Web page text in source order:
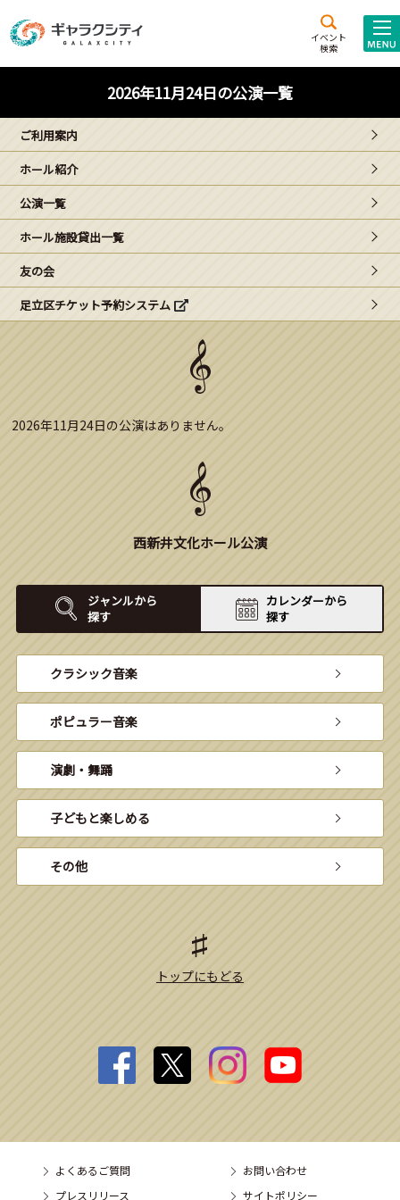
イベント
検索
施設案内
西新井
文化ホール
ギャラクシティとは
こどもみーてぃんぐ
Gがくえん
ブランドからのお知らせ
2026年11月24日の公演一覧
ご利用案内
ホール紹介
公演一覧
ホール施設貸出一覧
友の会
足立区チケット予約システム
2026年11月24日の公演はありません。
西新井文化ホール公演
ジャンルから
探す
カレンダーから
探す
クラシック音楽
ポピュラー音楽
演劇・舞踊
子どもと楽しめる
その他
トップにもどる
よくあるご質問
お問い合わせ
プレスリリース
サイトポリシー